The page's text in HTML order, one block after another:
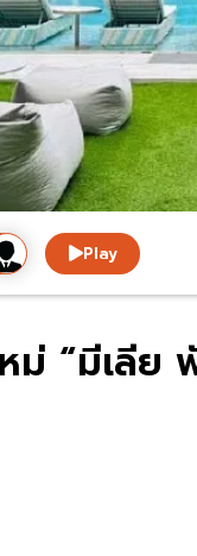
Play
หม่ “มีเ